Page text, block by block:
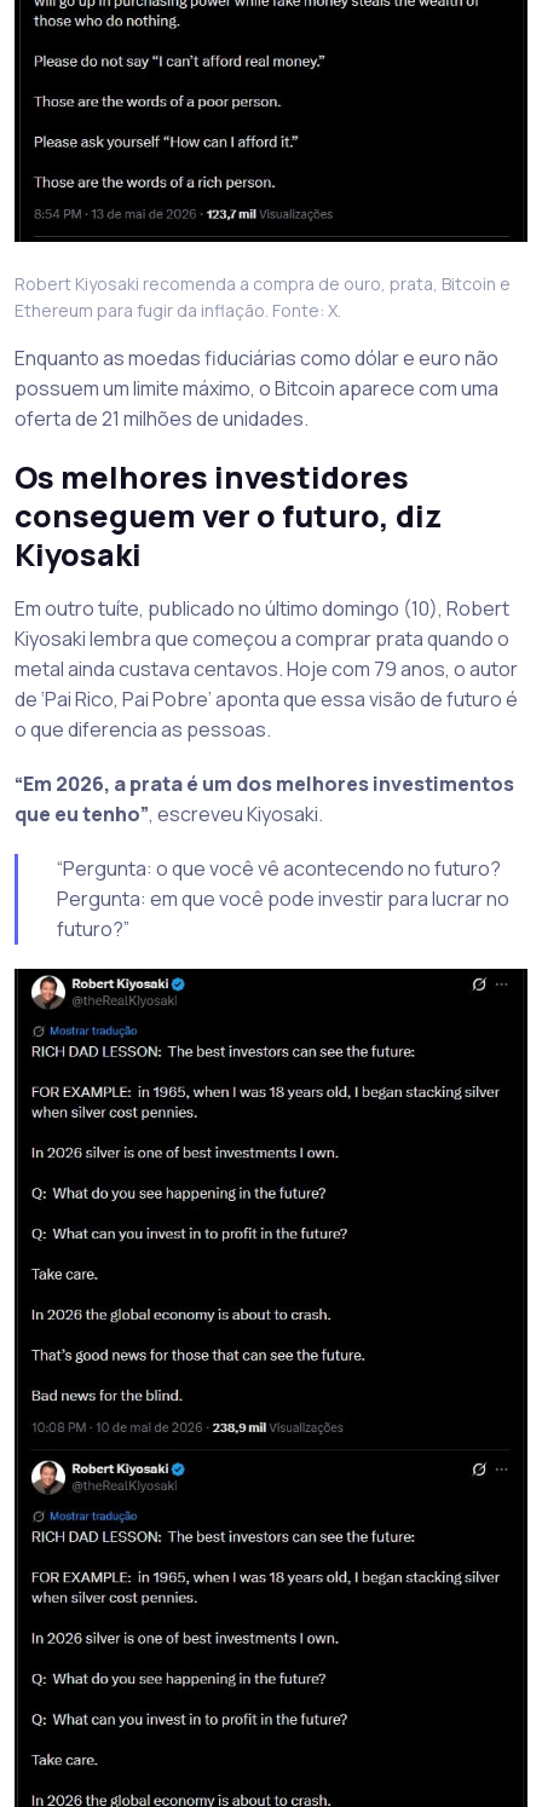
Robert Kiyosaki recomenda a compra de ouro, prata, Bitcoin e
Ethereum para fugir da inflação. Fonte: X.
Enquanto as moedas fiduciárias como dólar e euro não
possuem um limite máximo, o Bitcoin aparece com uma
oferta de 21 milhões de unidades.
Os melhores investidores
conseguem ver o futuro, diz
Kiyosaki
Em outro tuíte, publicado no último domingo (10), Robert
Kiyosaki lembra que começou a comprar prata quando o
metal ainda custava centavos. Hoje com 79 anos, o autor
de ‘Pai Rico, Pai Pobre’ aponta que essa visão de futuro é
o que diferencia as pessoas.
“Em 2026, a prata é um dos melhores investimentos
que eu tenho”, escreveu Kiyosaki.
“Pergunta: o que você vê acontecendo no futuro?
Pergunta: em que você pode investir para lucrar no
futuro?”